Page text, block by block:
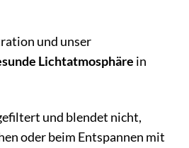
und unser
Lichtatmosphäre in
und blendet nicht,
oder beim Entspannen mit